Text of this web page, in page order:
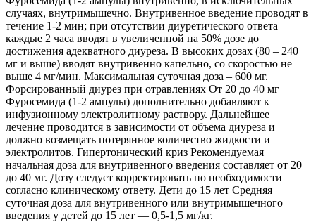
случаях, внутримышечно. Внутривенное введение проводят в
течение 1-2 мин; при отсутствии диуретического ответа
каждые 2 часа вводят в увеличенной на 50% дозе до
достижения адекватного диуреза. В высоких дозах (80 – 240
мг и выше) вводят внутривенно капельно, со скоростью не
выше 4 мг/мин. Максимальная суточная доза – 600 мг.
Форсированный диурез при отравлениях От 20 до 40 мг
Фуросемида (1-2 ампулы) дополнительно добавляют к
инфузионному электролитному раствору. Дальнейшее
лечение проводится в зависимости от объема диуреза и
должно возмещать потерянное количество жидкости и
электролитов. Гипертонический криз Рекомендуемая
начальная доза для внутривенного введения составляет от 20
до 40 мг. Дозу следует корректировать по необходимости
согласно клиническому ответу. Дети до 15 лет Средняя
суточная доза для внутривенного или внутримышечного
введения у детей до 15 лет — 0,5-1,5 мг/кг.